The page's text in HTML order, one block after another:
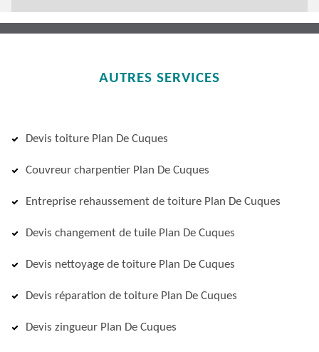
AUTRES SERVICES
Devis toiture Plan De Cuques
Couvreur charpentier Plan De Cuques
Entreprise rehaussement de toiture Plan De Cuques
Devis changement de tuile Plan De Cuques
Devis nettoyage de toiture Plan De Cuques
Devis réparation de toiture Plan De Cuques
Devis zingueur Plan De Cuques